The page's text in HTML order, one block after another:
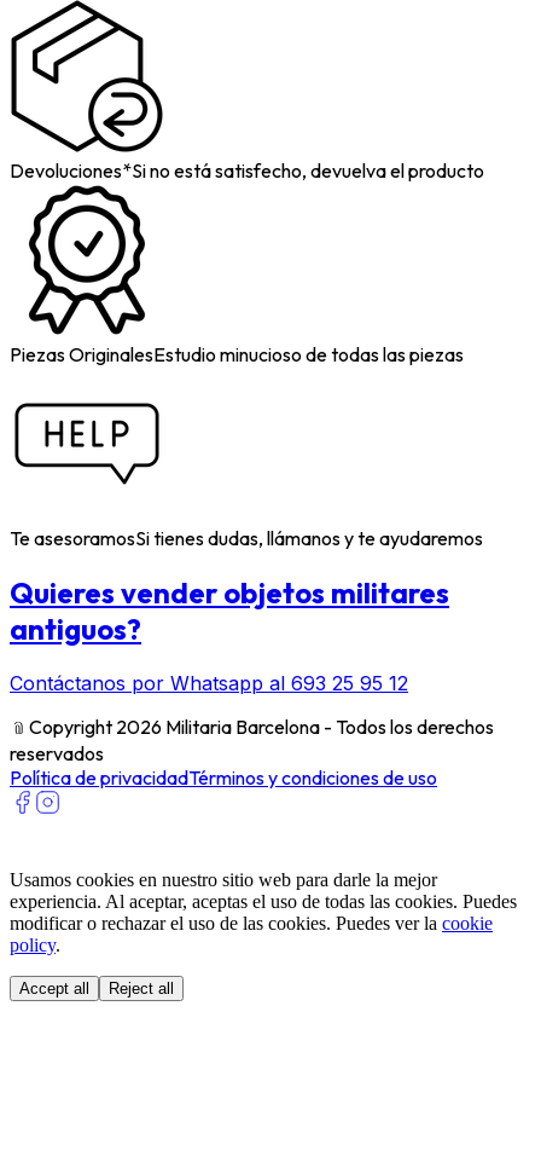
Devoluciones*Si no está satisfecho, devuelva el producto
Piezas OriginalesEstudio minucioso de todas las piezas
Te asesoramosSi tienes dudas, llámanos y te ayudaremos
Quieres vender objetos militares
antiguos?
Contáctanos por Whatsapp al 693 25 95 12
﹫ Copyright 2026 Militaria Barcelona - Todos los derechos
reservados
Política de privacidadTérminos y condiciones de uso
Usamos cookies en nuestro sitio web para darle la mejor
experiencia. Al aceptar, aceptas el uso de todas las cookies. Puedes
modificar o rechazar el uso de las cookies. Puedes ver la cookie
policy.
Accept all Reject all